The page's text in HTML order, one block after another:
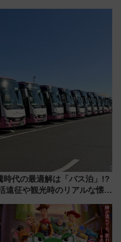
代の最適解は「バス泊」!?
遠征や観光時のリアルな懐事